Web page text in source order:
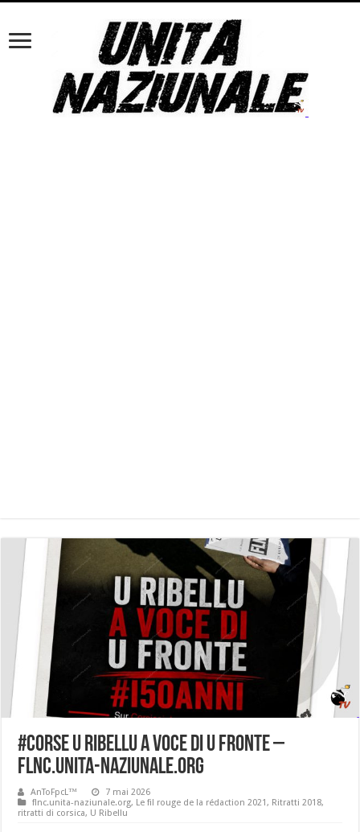
#Corse U RIBELLU A VOCE DI U FRONTE –
FLNC.unita-naziunale.org
AnToFpcL™
7 mai 2026
flnc.unita-naziunale.org, Le fil rouge de la rédaction 2021, Ritratti 2018,
ritratti di corsica, U Ribellu